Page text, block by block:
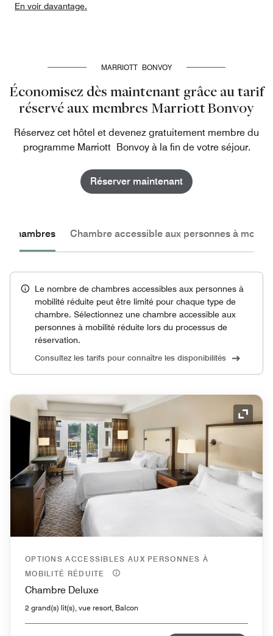
En voir davantage.
MARRIOTT BONVOY
Économisez dès maintenant grâce au tarif
réservé aux membres Marriott Bonvoy
Réservez cet hôtel et devenez gratuitement membre du
programme Marriott Bonvoy à la fin de votre séjour.
Réserver maintenant
chambres Chambre accessible aux personnes à
Le nombre de chambres accessibles aux personnes à
mobilité réduite peut être limité pour chaque type de
chambre. Sélectionnez une chambre accessible aux
personnes à mobilité réduite lors du processus de
réservation.
Consultez les tarifs pour connaître les disponibilités
Icône
OPTIONS ACCESSIBLES AUX PERSONNES À
MOBILITÉ RÉDUITE
Chambre Deluxe
2 grand(s) lit(s), vue resort, Balcon